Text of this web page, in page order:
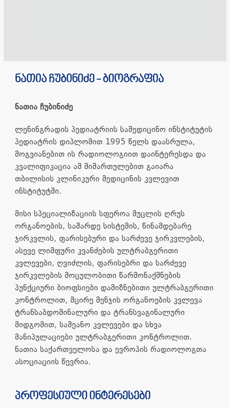
ნათია ჩუბინიძე - ბიოგრაფია
ნათია ჩუბინიძე
ლენინგრადის პედიატრიის სამედიცინო ინსტიტუტის
პედიატრის დიპლომით 1995 წელს დაასრულა,
მოგვიანებით ის რადიოლოგიით დაინტერესდა და
კვალიფიკაცია ამ მიმართულებით გაიარა
თბილისის კლინიკური მედიცინის კვლევით
ინსტიტუტში.
მისი სპეციალიზაციის სფეროა მუცლის ღრუს
ორგანოების, საშარდე სისტემის, წინამდებარე
ჯირკვლის, ფარისებური და სარძევე ჯირკვლების,
ასევე ლიმფური კვანძების ულტრაბგერითი
კვლევები, ღვიძლის, ფარისებრი და სარძევე
ჯირკვლების მოცულობითი წარმონაქმნების
პუნქციური ბიოფსიები დამიზნებითი ულტრაბგერითი
კონტროლით, მცირე მენჯის ორგანოების კვლევა
ტრანსაბდომინალური და ტრანსვაგინალური
მიდგომით, სამეანო კვლევები და სხვა
მანიპულაციები ულტრაბგერითი კონტროლით.
ნათია საქართველოსა და ევროპის რადიოლოგთა
ასოციაციის წევრია.
პროფესიული ინტერესები